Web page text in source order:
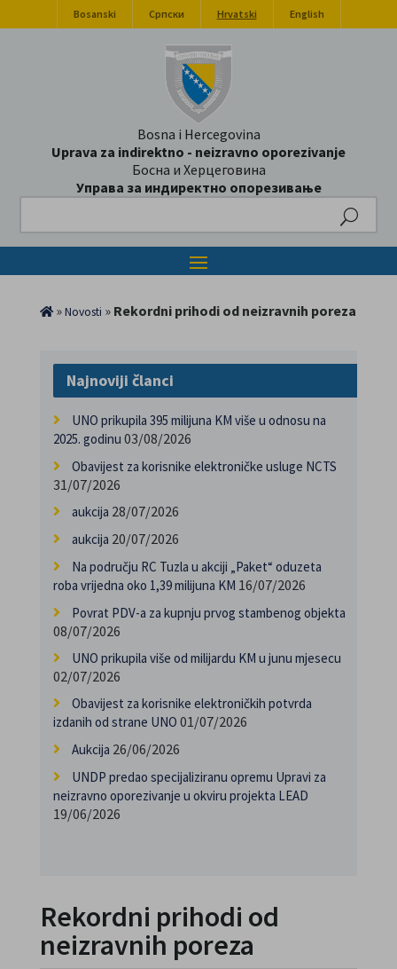
Bosanski Српски Hrvatski English
Bosna i Hercegovina
Uprava za indirektno - neizravno oporezivanje
Босна и Херцеговина
Управа за индиректно опорезивање
»Novosti » Rekordni prihodi od neizravnih poreza
Najnoviji članci
UNO prikupila 395 milijuna KM više u odnosu na
2025. godinu 03/08/2026
Obavijest za korisnike elektroničke usluge NCTS
31/07/2026
aukcija 28/07/2026
aukcija 20/07/2026
Na području RC Tuzla u akciji „Paket“ oduzeta
roba vrijedna oko 1,39 milijuna KM 16/07/2026
Povrat PDV-a za kupnju prvog stambenog objekta
08/07/2026
UNO prikupila više od milijardu KM u junu mjesecu
02/07/2026
Obavijest za korisnike elektroničkih potvrda
izdanih od strane UNO 01/07/2026
Aukcija 26/06/2026
UNDP predao specijaliziranu opremu Upravi za
neizravno oporezivanje u okviru projekta LEAD
19/06/2026
Rekordni prihodi od
neizravnih poreza